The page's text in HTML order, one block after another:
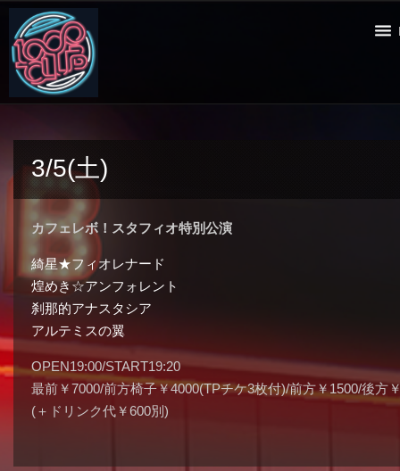
3/5(土)
カフェレボ！スタフィオ特別公演
綺星★フィオレナード
煌めき☆アンフォレント
刹那的アナスタシア
アルテミスの翼
OPEN19:00/START19:20
最前￥7000/前方椅子￥4000(TPチケ3枚付)/前方￥1500/後方
(＋ドリンク代￥600別)